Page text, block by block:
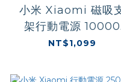
小米 Xiaomi 磁吸
架行動電源 10000
7.5W(自帶線/有線充
可同時充3台設備)
NT$1,099